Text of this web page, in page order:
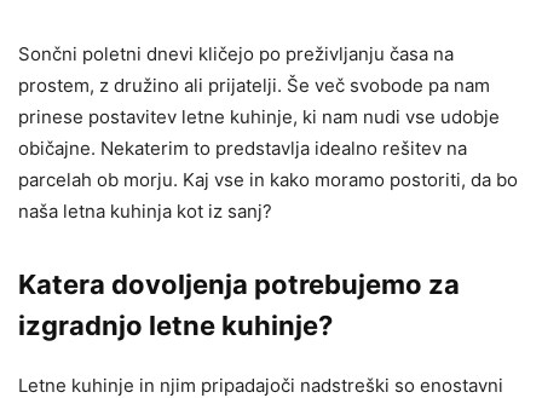
Sončni poletni dnevi kličejo po preživljanju časa na
prostem, z družino ali prijatelji. Še več svobode pa nam
prinese postavitev letne kuhinje, ki nam nudi vse udobje
običajne. Nekaterim to predstavlja idealno rešitev na
parcelah ob morju. Kaj vse in kako moramo postoriti, da bo
naša letna kuhinja kot iz sanj?
Katera dovoljenja potrebujemo za
izgradnjo letne kuhinje?
Letne kuhinje in njim pripadajoči nadstreški so enostavni